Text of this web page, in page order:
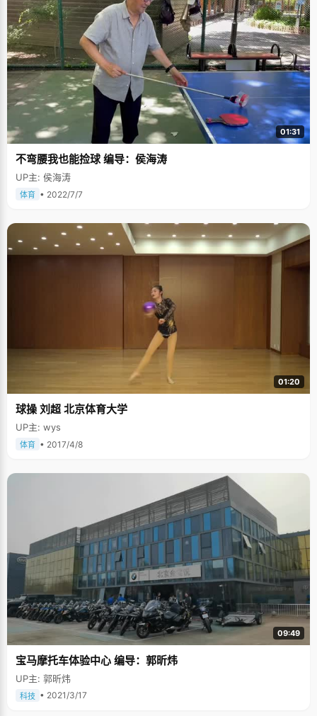
01:31
不弯腰我也能捡球 编导：侯海涛
UP主: 侯海涛
体育 • 2022/7/7
01:20
球操 刘超 北京体育大学
UP主: wys
体育 • 2017/4/8
09:49
宝马摩托车体验中心 编导：郭昕炜
UP主: 郭昕炜
科技 • 2021/3/17